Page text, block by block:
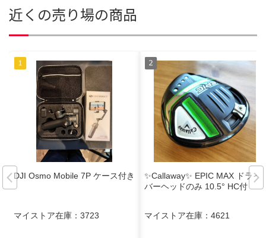
近くの売り場の商品
DJI Osmo Mobile 7P ケース付き
マイストア在庫： 3723
✨Callaway✨ EPIC MAX ドライ
バーヘッドのみ 10.5° HC付
マイストア在庫： 4621